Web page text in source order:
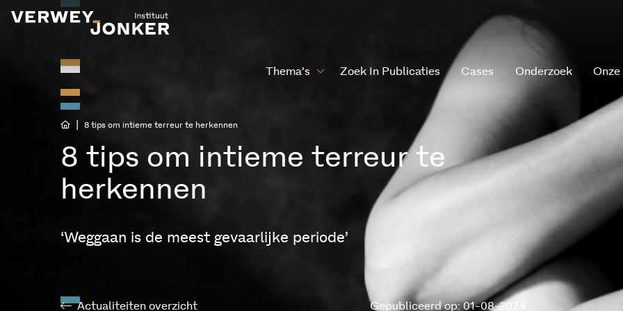
Thema’s Zoek In Publicaties Cases Onderzoek Onze
8 tips om intieme terreur te herkennen
8 tips om intieme terreur te
herkennen
‘Weggaan is de meest gevaarlijke periode’
Actualiteiten overzicht Gepubliceerd op: 01-08-2024